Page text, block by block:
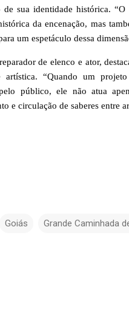
de sua identidade histórica.
da encenação, mas
um espetáculo dessa
de elenco e ator,
artística. “Quando um
público, ele não atua
e circulação de saberes entre
Goiás Grande Caminhada